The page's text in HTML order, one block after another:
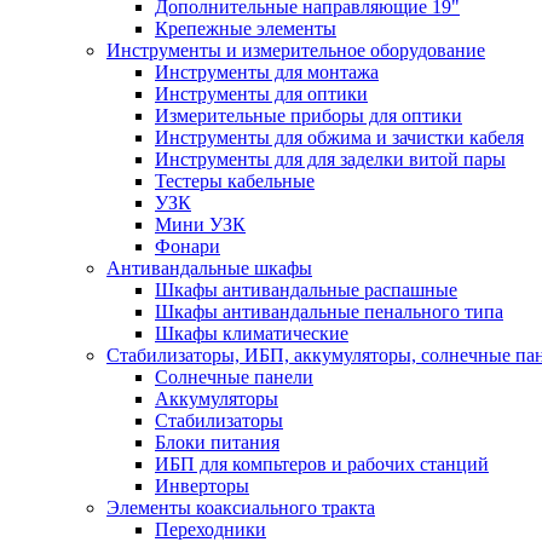
Дополнительные направляющие 19"
Крепежные элементы
Инструменты и измерительное оборудование
Инструменты для монтажа
Инструменты для оптики
Измерительные приборы для оптики
Инструменты для обжима и зачистки кабеля
Инструменты для для заделки витой пары
Тестеры кабельные
УЗК
Мини УЗК
Фонари
Антивандальные шкафы
Шкафы антивандальные распашные
Шкафы антивандальные пенального типа
Шкафы климатические
Стабилизаторы, ИБП, аккумуляторы, солнечные
Солнечные панели
Аккумуляторы
Стабилизаторы
Блоки питания
ИБП для компьтеров и рабочих станций
Инверторы
Элементы коаксиального тракта
Переходники